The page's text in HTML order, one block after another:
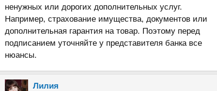
ненужных или дорогих дополнительных услуг.
Например, страхование имущества, документов или
дополнительная гарантия на товар. Поэтому перед
подписанием уточняйте у представителя банка все
нюансы.
Лилия